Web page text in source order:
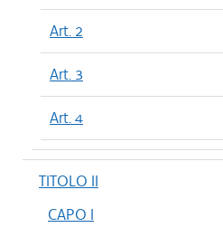
Art. 2
Art. 3
Art. 4
TITOLO II
CAPO I